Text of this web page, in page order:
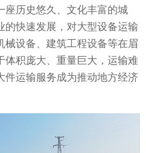
座历史悠久、文化丰富的城
的快速发展，对大型设备运输
械设备、建筑工程设备等在眉
体积庞大、重量巨大，运输难
件运输服务成为推动地方经济